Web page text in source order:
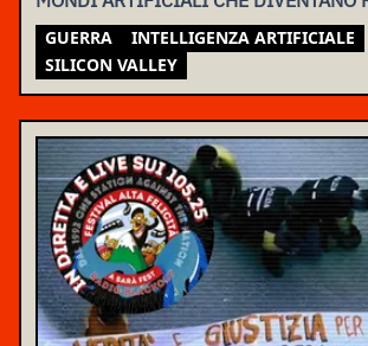
GUERRA
INTELLIGENZA ARTIFICIALE
SILICON VALLEY